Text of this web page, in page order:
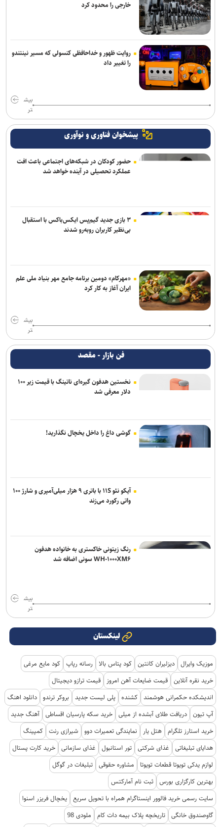
خارجی را محدود کرد
روایت ظهور و خداحافظی کنسولی که مسیر نینتندو
را تغییر داد
بیش
تر
پیشخوان فناوری و نوآوری
حضور کودکان در شبکه‌های اجتماعی باعث افت
عملکرد تحصیلی در آینده خواهد شد
۳ بازی جدید گیم‌پس ایکس‌باکس با استقبال
بی‌نظیر کاربران روبه‌رو شدند
«مهرکام» دومین برنامه جامع مهر بنیاد ملی علم
ایران آغاز به کار کرد
بیش
تر
فن بازار - مقصد
نخستین هدفون گیره‌ای ناتینگ با قیمت زیر ۱۰۰
دلار معرفی شد
گوشی داغ را داخل یخچال نگذارید!
آیکو نئو ۱۱S با باتری ۹ هزار میلی‌آمپری و شارژ ۱۰۰
واتی رکورد می‌زند
رنگ زیتونی خاکستری به خانواده هدفون
WH-۱۰۰۰XM۶ سونی اضافه شد
بیش
تر
لینکستان
موزیک وایرال دیزلیران کانتین کود پتاس بالا رسانه رپاپ کود مایع مرغی
خرید نقره آنلاین قیمت ضایعات آهن امروز
قیمت ترازو دیجیتال
اندیشکده حکمرانی هوشمند کشنده پلی لیست جدید بروکر ترندو دانلود اهنگ
آپ تیون دریافت طلای آبشده از میلی خرید سکه پارسیان اقساطی آهنگ جدید
خرید استارز تلگرام هتل یار نمایندگی تعمیرات دوو شیرازی رنت کمپینگ
هدایای تبلیغاتی
غذای شرکتی تور استانبول غذای سازمانی خرید کارت پستال
لوازم یدکی تویوتا قطعات تویوتا
مشاوره حقوقی تبلیغات در گوگل
بهترین کارگزاری بورس ثبت نام آمارکتس
سایت رسمی خرید فالوور اینستاگرام همراه با تحویل سریع یخچال فریزر اسنوا
گاوصندوق خانگی تاریخچه پلاک بیمه دات کام ملودی 98